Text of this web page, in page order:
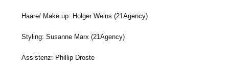
Haare/ Make up: Holger Weins (21Agency)
Styling: Susanne Marx (21Agency)
Assistenz: Phillip Droste